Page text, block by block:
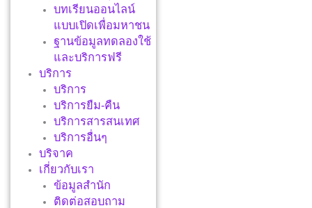
บทเรียนออนไลน์
แบบเปิดเพื่อมหาชน
ฐานข้อมูลทดลองใช้
และบริการฟรี
บริการ
บริการ
บริการยืม-คืน
บริการสารสนเทศ
บริการอื่นๆ
บริจาค
เกี่ยวกับเรา
ข้อมูลสำนัก
ติดต่อสอบถาม